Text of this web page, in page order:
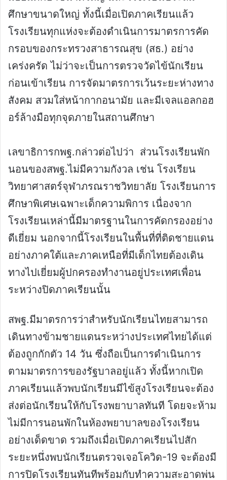
ศึกษาขนาดใหญ่ ทั้งนี้เมื่อเปิดภาคเรียนแล้ว
โรงเรียนทุกแห่งจะต้องดำเนินการมาตรการคัด
กรอบของกระทรวงสาธารณสุข (สธ.) อย่าง
เคร่งครัด ไม่ว่าจะเป็นการตรวจวัดไข้นักเรียน
ก่อนเข้าเรียน การจัดมาตรการเว้นระยะห่างทาง
สังคม สวมใส่หน้ากากอนามัย และมีเจลแอลกอฮ
อร์ล้างมือทุกจุดภายในสถานศึกษา
เลขาธิการกพฐ.กล่าวต่อไปว่า ส่วนโรงเรียนพัก
นอนของสพฐ.ไม่มีความกังวล เช่น โรงเรียน
วิทยาศาสตร์จุฬาภรณราชวิทยาลัย โรงเรียนการ
ศึกษาพิเศษเฉพาะเด็กความพิการ เนื่องจาก
โรงเรียนเหล่านี้มีมาตรฐานในการคัดกรองอย่าง
ดีเยี่ยม นอกจากนี้โรงเรียนในพื้นที่ที่ติดชายแดน
อย่างภาคใต้และภาคเหนือที่มีเด็กไทยต้องเดิน
ทางไปเยี่ยมผู้ปกครองทำงานอยู่ประเทศเพื่อน
ระหว่างปิดภาคเรียนนั้น
สพฐ.มีมาตรการว่าสำหรับนักเรียนไทยสามารถ
เดินทางข้ามชายแดนระหว่างประเทศไทยได้แต่
ต้องถูกกักตัว 14 วัน ซึ่งถือเป็นการดำเนินการ
ตามมาตรการของรัฐบาลอยู่แล้ว ทั้งนี้หากเปิด
ภาคเรียนแล้วพบนักเรียนมีไข้สูงโรงเรียนจะต้อง
ส่งต่อนักเรียนให้กับโรงพยาบาลทันที โดยจะห้าม
ไม่มีการนอนพักในห้องพยาบาลของโรงเรียน
อย่างเด็ดขาด รวมถึงเมื่อเปิดภาคเรียนไปสัก
ระยะหนึ่งพบนักเรียนตรวจเจอโควิด-19 จะต้องมี
การปิดโรงเรียนทันทีพร้อมกับทำความสะอาดพ่น